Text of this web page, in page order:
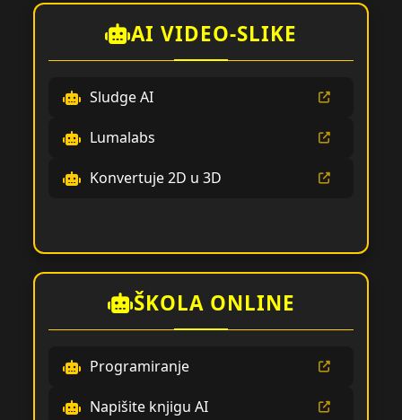
AI VIDEO-SLIKE
Sludge AI
Lumalabs
Konvertuje 2D u 3D
ŠKOLA ONLINE
Programiranje
Napišite knjigu AI